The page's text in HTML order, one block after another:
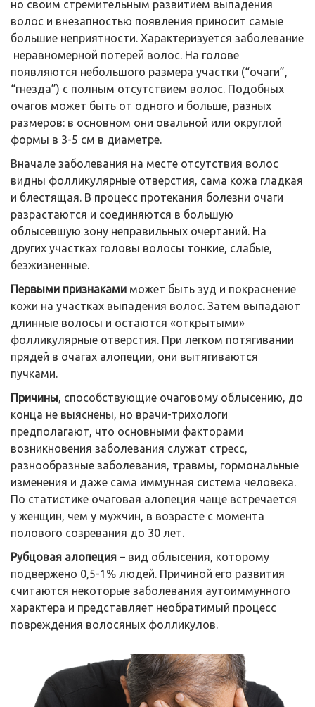
но своим стремительным развитием выпадения
волос и внезапностью появления приносит самые
большие неприятности. Характеризуется заболевание
неравномерной потерей волос. На голове
появляются небольшого размера участки (“очаги”,
“гнезда”) с полным отсутствием волос. Подобных
очагов может быть от одного и больше, разных
размеров: в основном они овальной или округлой
формы в 3-5 см в диаметре.
Вначале заболевания на месте отсутствия волос
видны фолликулярные отверстия, сама кожа гладкая
и блестящая. В процесс протекания болезни очаги
разрастаются и соединяются в большую
облысевшую зону неправильных очертаний. На
других участках головы волосы тонкие, слабые,
безжизненные.
Первыми признаками может быть зуд и покраснение
кожи на участках выпадения волос. Затем выпадают
длинные волосы и остаются «открытыми»
фолликулярные отверстия. При легком потягивании
прядей в очагах алопеции, они вытягиваются
пучками.
Причины, способствующие очаговому облысению, до
конца не выяснены, но врачи-трихологи
предполагают, что основными факторами
возникновения заболевания служат стресс,
разнообразные заболевания, травмы, гормональные
изменения и даже сама иммунная система человека.
По статистике очаговая алопеция чаще встречается
у женщин, чем у мужчин, в возрасте с момента
полового созревания до 30 лет.
Рубцовая алопеция – вид облысения, которому
подвержено 0,5-1% людей. Причиной его развития
считаются некоторые заболевания аутоиммунного
характера и представляет необратимый процесс
повреждения волосяных фолликулов.